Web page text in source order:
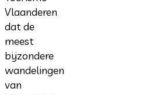
Vlaanderen
dat de
meest
bijzondere
wandelingen
van